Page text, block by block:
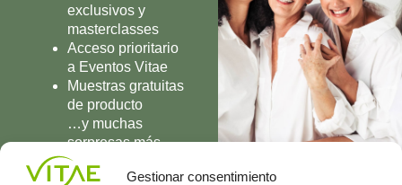
Gestionar consentimiento
exclusivos y
masterclasses
Acceso prioritario
a Eventos Vitae
Muestras gratuitas
de producto
…y muchas
sorpresas más
UNIRME